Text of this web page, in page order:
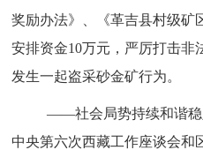
奖励办法》、《革吉县村级矿
安排资金10万元，严厉打击非
发生一起盗采砂金矿行为。
——社会局势持续和谐
中央第六次西藏工作座谈会和